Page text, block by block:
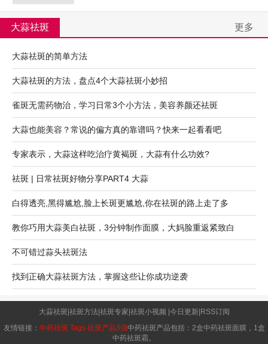
大蒜祛斑 更多
大蒜祛斑的简单方法
大蒜祛斑的方法，盘点4个大蒜祛斑小妙招
雀斑无需药物治，学习日常3个小方法，美容养颜还祛斑
大蒜也能美容？常说的偏方真的靠谱吗？快来一起看看吧
专家表示，大蒜这样吃治疗黄褐斑，大蒜有什么功效?
祛斑 | 日常祛斑好物分享PART4 大蒜
白得透亮,黑得尴尬,脸上长斑更尴尬,你在祛斑的路上走了多
教你巧用大蒜美白祛斑，3分钟制作面膜，大妈脸重返紧致白
不可错过蒜头祛斑法
找到正确大蒜祛斑方法，掌握这些让你成功逆袭
大蒜祛斑 祛斑方法 祛斑专家 祛斑小视频 今日更新| RSS订阅
友情链接： 中药祛斑 Tags 祛斑产品3强中药祛斑产品包括：2盒中药祛斑面膜，1盒
中药祛斑霜。